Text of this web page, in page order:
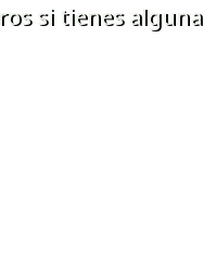
si tienes alguna